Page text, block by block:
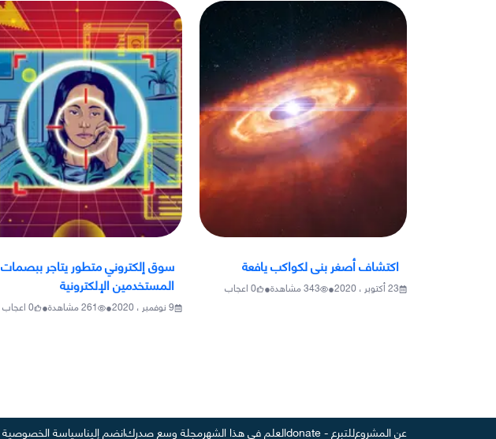
اكتشاف أصغر بنى لكواكب يافعة
23 أكتوبر ، 2020 •
343مشاهدة•
0اعجاب
سوق إلكتروني متطور يتاجر ببصمات
المستخدمين الإلكترونية
9 نوفمبر ، 2020 •
261مشاهدة•
0اعجاب
عن المشروعللتبرع - donate العلم في هذا الشهرمجلة وسع صدركانضم إليناسياسة الخصوصية